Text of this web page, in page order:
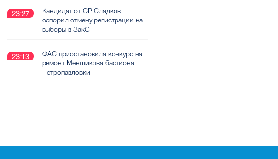
23:27
Кандидат от СР Сладков
оспорил отмену регистрации на
выборы в ЗакС
23:13
ФАС приостановила конкурс на
ремонт Меншикова бастиона
Петропавловки